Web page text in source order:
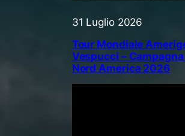
31 Luglio 2026
Tour Mondiale
Vespucci –
Nord America 2026